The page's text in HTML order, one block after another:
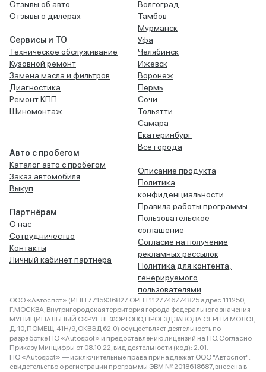
Отзывы об авто
Отзывы о дилерах
Сервисы и ТО
Техническое обслуживание
Кузовной ремонт
Замена масла и фильтров
Диагностика
Ремонт КПП
Шиномонтаж
Авто с пробегом
Каталог авто с пробегом
Заказ автомобиля
Выкуп
Партнёрам
О нас
Сотрудничество
Контакты
Личный кабинет партнера
Волгоград
Тамбов
Мурманск
Уфа
Челябинск
Ижевск
Воронеж
Пермь
Сочи
Тольятти
Самара
Екатеринбург
Все города
Описание продукта
Политика
конфиденциальности
Правила работы программы
Пользовательское
соглашение
Согласие на получение
рекламных рассылок
Политика для контента,
генерируемого
пользователями
ООО «Автоспот» (ИНН 7715936827 ОРГН 1127746774825 адрес 111250,
Г.МОСКВА, Внутригородская территория города федерального значения
МУНИЦИПАЛЬНЫЙ ОКРУГ ЛЕФОРТОВО, ПРОЕЗД ЗАВОДА СЕРП И МОЛОТ,
Д. 10, ПОМЕЩ. 41Н/9, ОКВЭД 62.0) осуществляет деятельность по
разработке ПО «Autospot» и предоставлению лицензий на ПО. Согласно
Приказу Минцифры от 08.10.22, вид деятельности (код): 2.01.
ПО «Autospot» — исключительные права принадлежат ООО "Автоспот":
свидетельство о регистрации программы ЭВМ № 2018618687, внесена в